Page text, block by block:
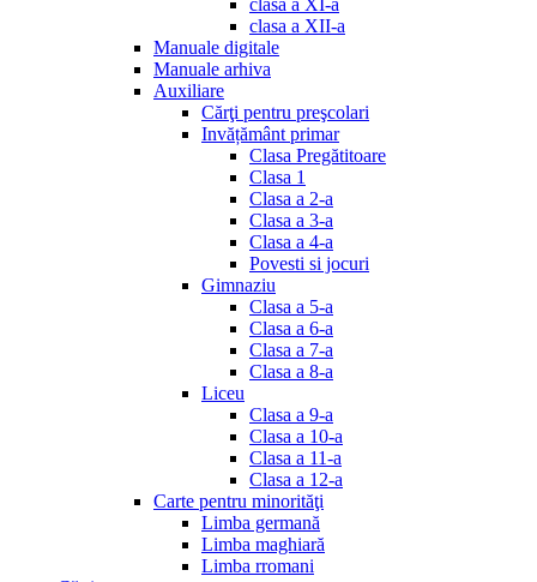
clasa a XI-a
clasa a XII-a
Manuale digitale
Manuale arhiva
Auxiliare
Cărţi pentru preşcolari
Invățământ primar
Clasa Pregătitoare
Clasa 1
Clasa a 2-a
Clasa a 3-a
Clasa a 4-a
Povesti si jocuri
Gimnaziu
Clasa a 5-a
Clasa a 6-a
Clasa a 7-a
Clasa a 8-a
Liceu
Clasa a 9-a
Clasa a 10-a
Clasa a 11-a
Clasa a 12-a
Carte pentru minorităţi
Limba germană
Limba maghiară
Limba rromani